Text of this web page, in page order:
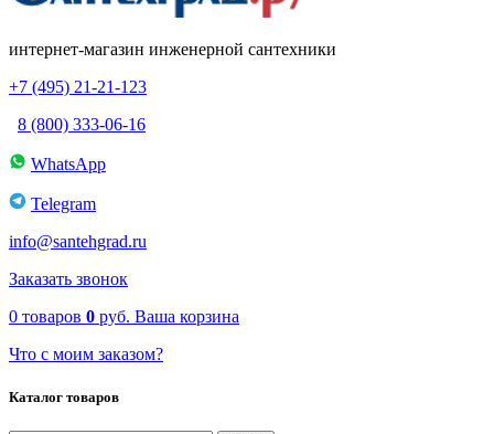
интернет-магазин инженерной сантехники
+7 (495) 21-21-123
8 (800) 333-06-16
WhatsApp
Telegram
info@santehgrad.ru
Заказать звонок
0 товаров 0 руб. Ваша корзина
Что с моим заказом?
Каталог товаров